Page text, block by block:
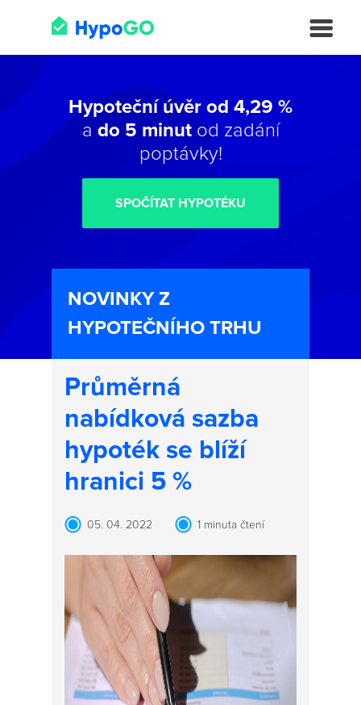
Hypoteční úvěr od 4,29 %
a do 5 minutod zadání
poptávky!
SPOČÍTAT HYPOTÉKU
NOVINKY Z
HYPOTEČNÍHO TRHU
Průměrná
nabídková sazba
hypoték se blíží
hranici 5 %
05. 04. 2022 1 minuta čtení